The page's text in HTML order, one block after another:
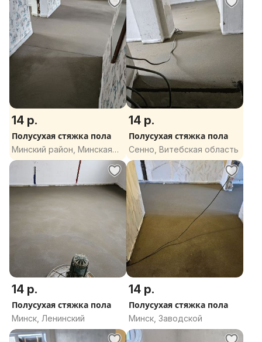
14 р.
Полусухая стяжка пола
Минский район, Минская
область
14 р.
Полусухая стяжка пола
Сенно, Витебская область
14 р.
Полусухая стяжка пола
Минск, Ленинский
14 р.
Полусухая стяжка пола
Минск, Заводской